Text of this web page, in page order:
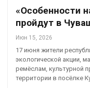
«Особенности
пройдут в
Июн 15, 2026
17 июня жители
экологической акции,
ремёслам, культурной
территории в посёлке